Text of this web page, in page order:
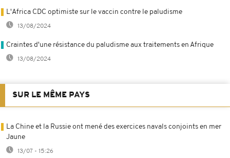
L'Africa CDC optimiste sur le vaccin contre le paludisme
13/08/2024
Craintes d'une résistance du paludisme aux traitements en Afrique
13/08/2024
SUR LE MÊME PAYS
La Chine et la Russie ont mené des exercices navals conjoints en mer
Jaune
13/07 - 15:26